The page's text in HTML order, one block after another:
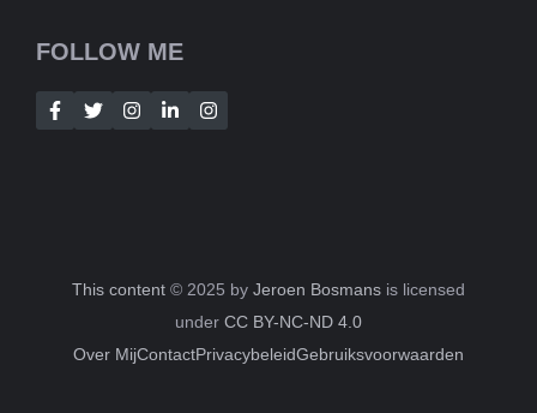
FOLLOW ME
This content © 2025 by Jeroen Bosmans is licensed
under CC BY-NC-ND 4.0
Over MijContactPrivacybeleidGebruiksvoorwaarden